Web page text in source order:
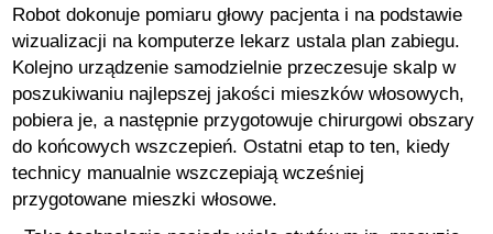
Robot dokonuje pomiaru głowy pacjenta i na podstawie
wizualizacji na komputerze lekarz ustala plan zabiegu.
Kolejno urządzenie samodzielnie przeczesuje skalp w
poszukiwaniu najlepszej jakości mieszków włosowych,
pobiera je, a następnie przygotowuje chirurgowi obszary
do końcowych wszczepień. Ostatni etap to ten, kiedy
technicy manualnie wszczepiają wcześniej
przygotowane mieszki włosowe.